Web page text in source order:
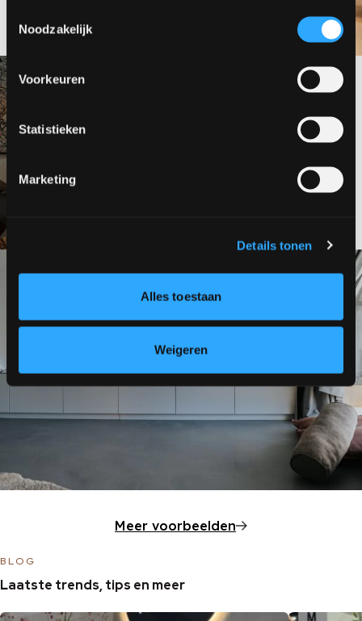
Noodzakelijk
Voorkeuren
Statistieken
Marketing
Details tonen
Alles toestaan
Weigeren
Meer voorbeelden
BLOG
Laatste trends, tips en meer